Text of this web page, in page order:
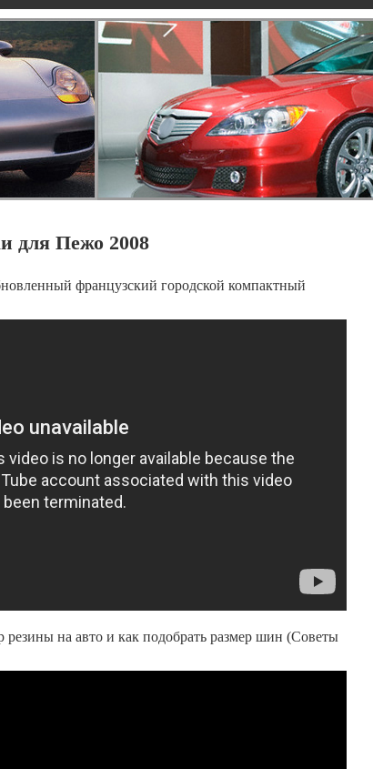
для Пежо 2008
французский городской компактный
резины на авто и как подобрать размер шин (Советы